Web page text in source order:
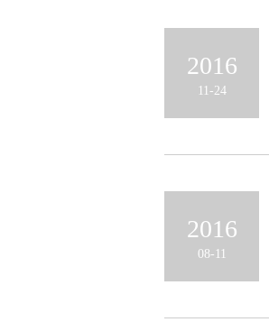
2016
11-24
2016
08-11